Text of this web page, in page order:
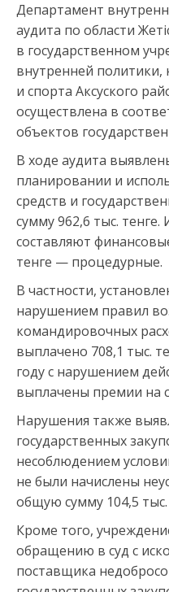
Департамент
аудита по области
в государственном
внутренней политики,
и спорта Аксуского
осуществлена в
объектов
В ходе аудита
планировании и
средств и
сумму 962,6 тыс. тенге.
составляют
тенге — процедурные.
В частности,
нарушением правил
командировочных
выплачено 708,1 тыс.
году с нарушением
выплачены премии на
Нарушения также
государственных
несоблюдением
не были начислены
общую сумму 104,5 тыс.
Кроме того,
обращению в суд с
поставщика